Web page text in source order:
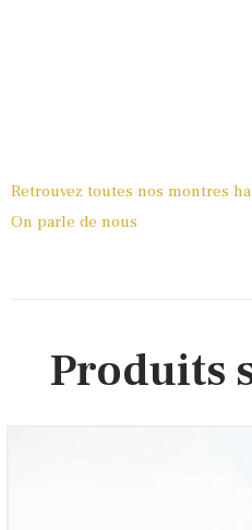
Retrouvez toutes nos montres
On parle de nous
Produits